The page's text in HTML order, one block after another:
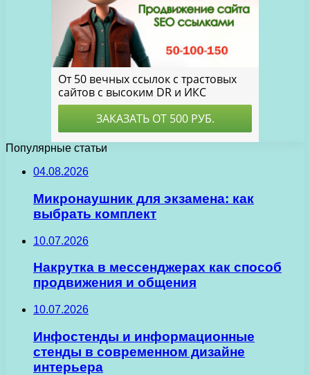
Популярные статьи
04.08.2026
Микронаушник для экзамена: как
выбрать комплект
10.07.2026
Накрутка в мессенджерах как способ
продвижения и общения
10.07.2026
Инфостенды и информационные
стенды в современном дизайне
интерьера